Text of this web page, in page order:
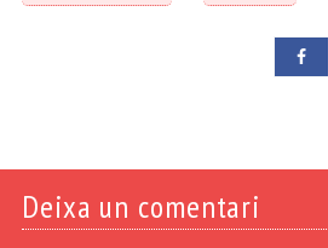
Deixa un comentari